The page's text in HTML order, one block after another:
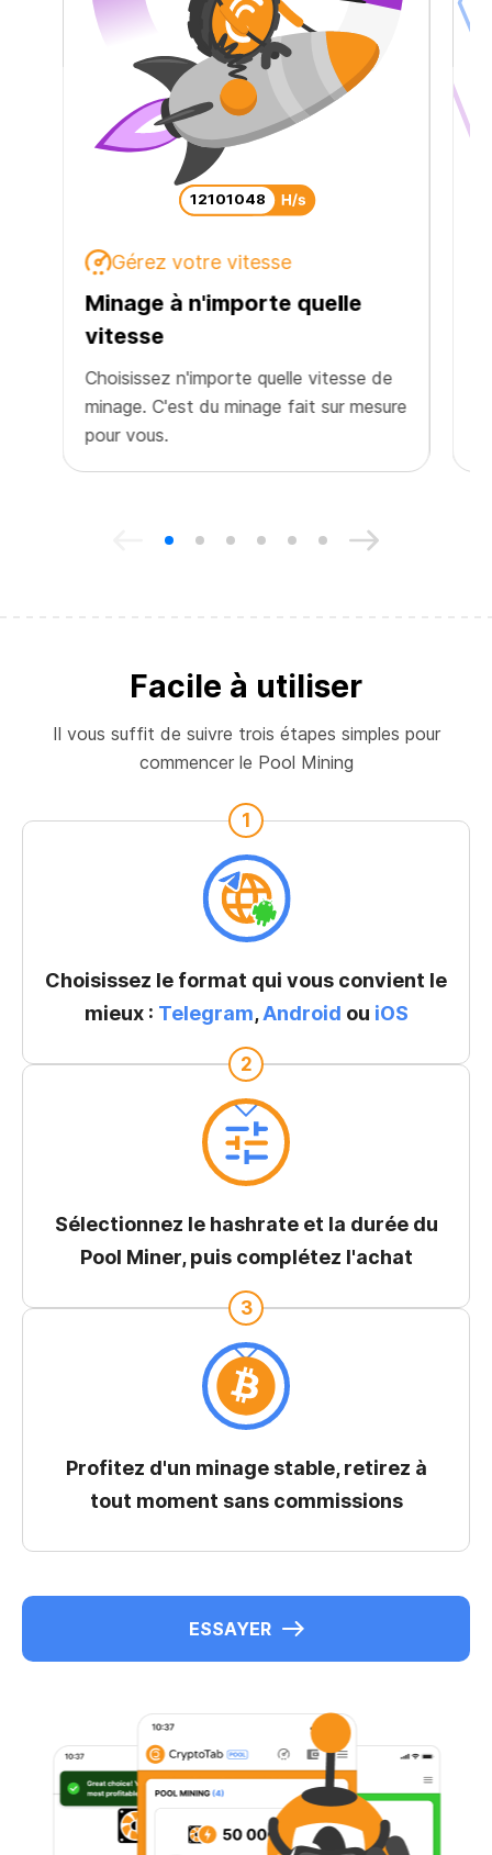
12128544
Gérez votre vitesse
Minage à n'importe quelle
vitesse
Choisissez n'importe quelle vitesse de
minage. C'est du minage fait sur mesure
pour vous.
Facile à utiliser
Il vous suffit de suivre trois étapes simples pour
commencer le Pool Mining
1
Choisissez le format qui vous convient le
mieux : Telegram,Android ou iOS
2
Sélectionnez le hashrate et la durée du
Pool Miner, puis complétez l'achat
3
Profitez d'un minage stable, retirez à
tout moment sans commissions
ESSAYER